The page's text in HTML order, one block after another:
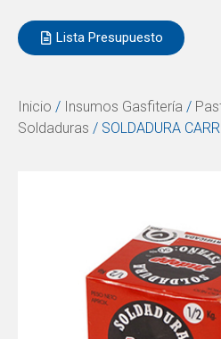
Lista Presupuesto
Inicio / Insumos Gasfitería /
Soldaduras / SOLDADURA